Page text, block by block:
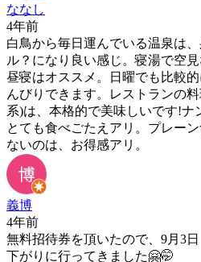
ななし
4年前
白鳥から毎日運んでいる温泉は
ル？になり良い感じ。寝湯で空
昼寝はオススメ。日曜でも比較
んびりできます。レストランの
系)は、本格的で美味しいです!ナ
とても食べごたえアリ。プレー
ないのは、お得感アリ。
義博
4年前
無料招待券を頂いたので、9月3
下がりに行ってきました🤗🤭